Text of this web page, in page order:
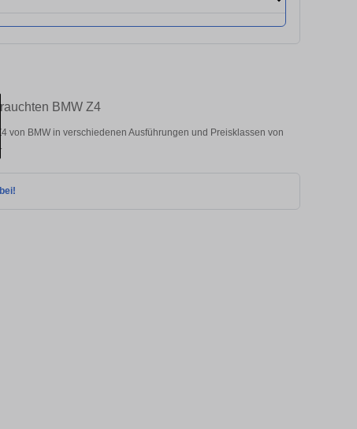
BMW Z4
von BMW in verschiedenen Ausführungen und Preisklassen von